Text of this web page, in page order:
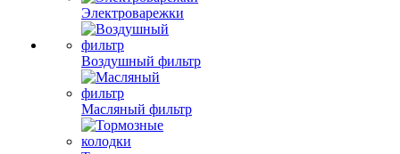
Электроварежки
Воздушный фильтр
Масляный фильтр